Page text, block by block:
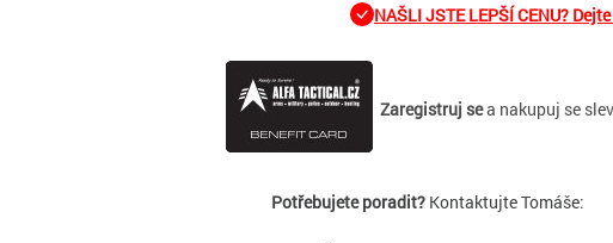
NAŠLI JSTE LEPŠÍ CENU?
Zaregistruj sea nakupuj se
Potřebujete poradit?Kontaktujte Tomáše: